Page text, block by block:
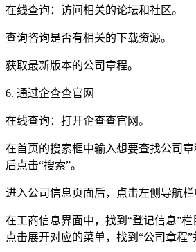
在线查询：访问相关的论坛和社区。
查询咨询是否有相关的下载资源。
获取最新版本的公司章程。
6. 通过企查查官网
在线查询：打开企查查官网。
在首页的搜索框中输入想要查找公司
后点击“搜索”。
进入公司信息页面后，点击左侧导航栏
在工商信息界面中，找到“登记信息”栏
点击展开对应的菜单，找到“公司章程”